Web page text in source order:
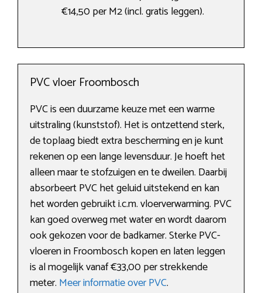
€14,50 per M2 (incl. gratis leggen).
PVC vloer Froombosch
PVC is een duurzame keuze met een warme
uitstraling (kunststof). Het is ontzettend sterk,
de toplaag biedt extra bescherming en je kunt
rekenen op een lange levensduur. Je hoeft het
alleen maar te stofzuigen en te dweilen. Daarbij
absorbeert PVC het geluid uitstekend en kan
het worden gebruikt i.c.m. vloerverwarming. PVC
kan goed overweg met water en wordt daarom
ook gekozen voor de badkamer. Sterke PVC-
vloeren in Froombosch kopen en laten leggen
is al mogelijk vanaf €33,00 per strekkende
meter. Meer informatie over PVC.